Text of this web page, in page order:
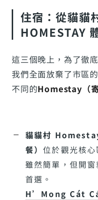
住宿：從貓貓
HOMESTAY
這三個晚上，為了徹
我們全面放棄了市區
不同的Homestay（寄
貓貓村
餐）位於觀光核
雖然簡單，但開
首選。
H’Mong Cát